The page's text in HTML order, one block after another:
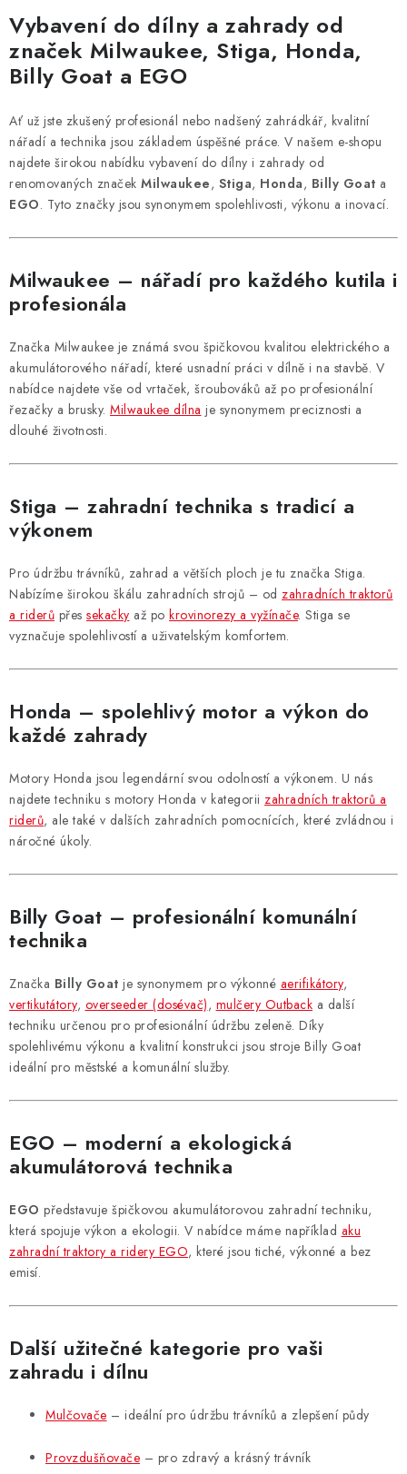
c
í
p
r
k
y
v
ý
i
s
u
n
k
o
á
n
í
Vybavení do dílny a zahrady od
značek Milwaukee, Stiga, Honda,
Billy Goat a EGO
Ať už jste zkušený profesionál nebo nadšený zahrádkář, kvalitní
nářadí a technika jsou základem úspěšné práce. V našem e-shopu
najdete širokou nabídku vybavení do dílny i zahrady od
renomovaných značek Milwaukee, Stiga, Honda, Billy Goat a
EGO. Tyto značky jsou synonymem spolehlivosti, výkonu a inovací.
Milwaukee – nářadí pro každého kutila i
profesionála
Značka Milwaukee je známá svou špičkovou kvalitou elektrického a
akumulátorového nářadí, které usnadní práci v dílně i na stavbě. V
nabídce najdete vše od vrtaček, šroubováků až po profesionální
řezačky a brusky. Milwaukee dílna je synonymem preciznosti a
dlouhé životnosti.
Stiga – zahradní technika s tradicí a
výkonem
Pro údržbu trávníků, zahrad a větších ploch je tu značka Stiga.
Nabízíme širokou škálu zahradních strojů – od zahradních traktorů
a riderů přes sekačky až po krovinorezy a vyžínače. Stiga se
vyznačuje spolehlivostí a uživatelským komfortem.
Honda – spolehlivý motor a výkon do
každé zahrady
Motory Honda jsou legendární svou odolností a výkonem. U nás
najdete techniku s motory Honda v kategorii zahradních traktorů a
riderů, ale také v dalších zahradních pomocnících, které zvládnou i
náročné úkoly.
Billy Goat – profesionální komunální
technika
Značka Billy Goat je synonymem pro výkonné aerifikátory,
vertikutátory, overseeder (dosévač), mulčery Outback a další
techniku určenou pro profesionální údržbu zeleně. Díky
spolehlivému výkonu a kvalitní konstrukci jsou stroje Billy Goat
ideální pro městské a komunální služby.
EGO – moderní a ekologická
akumulátorová technika
EGO představuje špičkovou akumulátorovou zahradní techniku,
která spojuje výkon a ekologii. V nabídce máme například aku
zahradní traktory a ridery EGO, které jsou tiché, výkonné a bez
emisí.
Další užitečné kategorie pro vaši
zahradu i dílnu
Mulčovače – ideální pro údržbu trávníků a zlepšení půdy
Provzdušňovače – pro zdravý a krásný trávník